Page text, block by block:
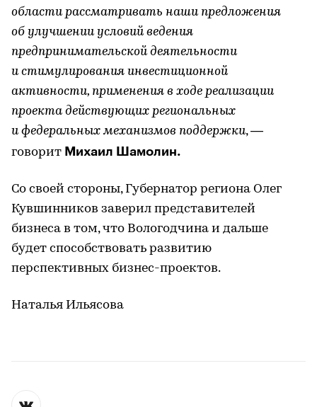
области рассматривать наши предложения
об улучшении условий ведения
предпринимательской деятельности
и стимулирования инвестиционной
активности, применения в ходе реализации
проекта действующих региональных
и федеральных механизмов поддержки, —
говорит Михаил Шамолин.
Со своей стороны, Губернатор региона Олег
Кувшинников заверил представителей
бизнеса в том, что Вологодчина и дальше
будет способствовать развитию
перспективных бизнес-проектов.
Наталья Ильясова